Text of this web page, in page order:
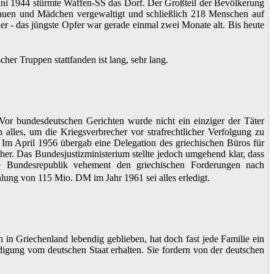
1944 stürmte Waffen-SS das Dorf. Der Großteil der Bevölkerung
und Mädchen vergewaltigt und schließlich 218 Menschen auf
- das jüngste Opfer war gerade einmal zwei Monate alt. Bis heute
Truppen stattfanden ist lang, sehr lang.
bundesdeutschen Gerichten wurde nicht ein einziger der Täter
um die Kriegsverbrecher vor strafrechtlicher Verfolgung zu
April 1956 übergab eine Delegation des griechischen Büros für
Das Bundesjustizministerium stellte jedoch umgehend klar, dass
vehement den griechischen Forderungen nach
von 115 Mio. DM im Jahr 1961 sei alles erledigt.
in Griechenland lebendig geblieben, hat doch fast jede Familie ein
vom deutschen Staat erhalten. Sie fordern von der deutschen